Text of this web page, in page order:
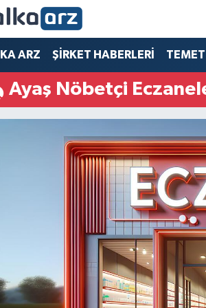
ARZ ŞİRKET HABERLERİ
Ayaş Nöbetçi